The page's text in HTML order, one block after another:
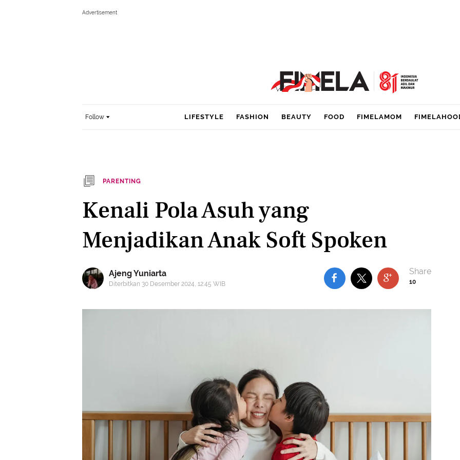
Follow LIFESTYLE FASHION BEAUTY FOOD FIMELAMOM
PARENTING
⁠Kenali Pola Asuh yang
Menjadikan Anak Soft Spoken
Ajeng Yuniarta
Diterbitkan 30 Desember 2024, 12:45 WIB 10